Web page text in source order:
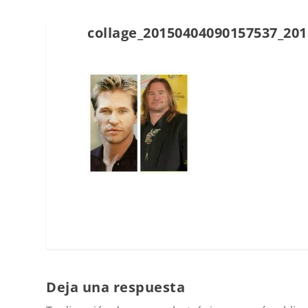
Deja una respuesta